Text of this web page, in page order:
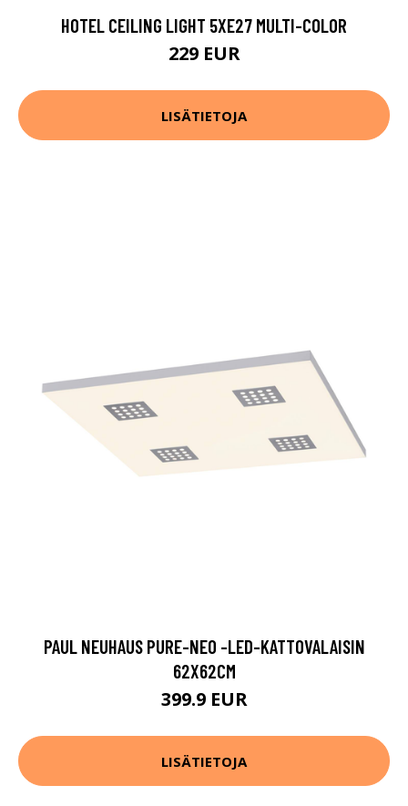
HOTEL CEILING LIGHT 5XE27 MULTI-COLOR
229 EUR
LISÄTIETOJA
PAUL NEUHAUS PURE-NEO -LED-KATTOVALAISIN
62X62CM
399.9 EUR
LISÄTIETOJA